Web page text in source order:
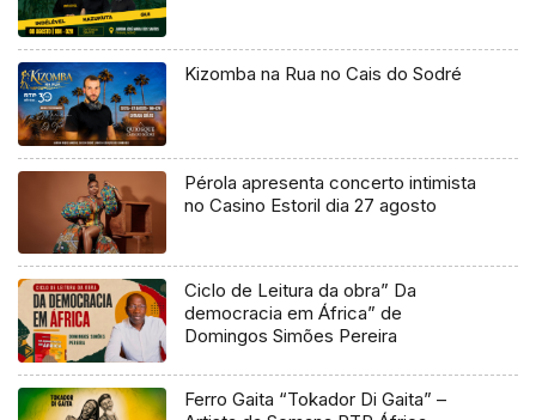
Kizomba na Rua no Cais do Sodré
Pérola apresenta concerto intimista
no Casino Estoril dia 27 agosto
Ciclo de Leitura da obra” Da
democracia em África” de
Domingos Simões Pereira
Ferro Gaita “Tokador Di Gaita” –